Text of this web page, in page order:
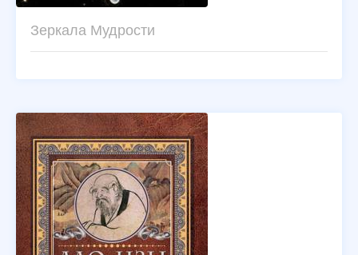
Зеркала Мудрости